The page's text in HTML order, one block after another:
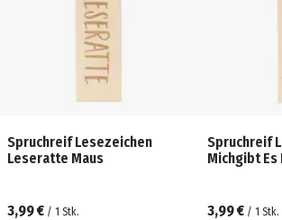
Spruchreif Lesezeichen
Leseratte Maus
3,99 € / 1 Stk.
Spruchreif
Michgibt Es
3,99 € / 1 Stk.